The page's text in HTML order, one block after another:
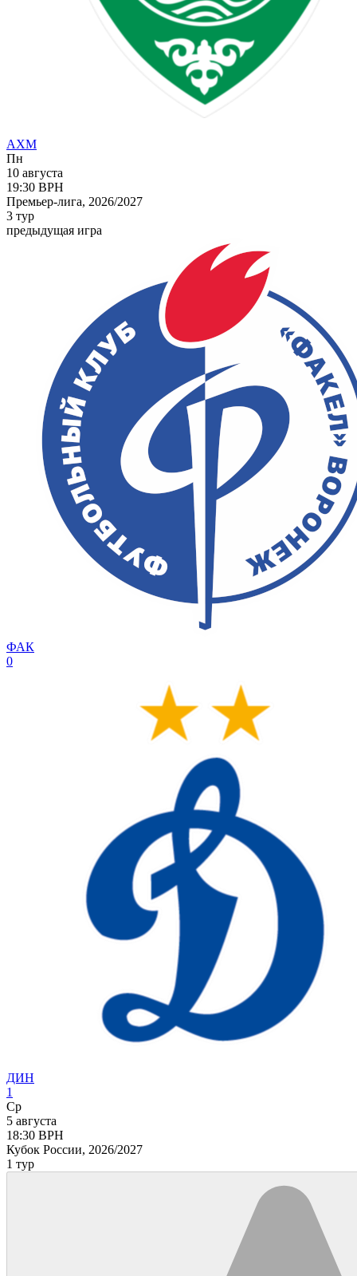
АХМ
Пн
10 августа
19:30 ВРН
Премьер-лига, 2026/2027
3 тур
предыдущая игра
ФАК
0
ДИН
1
Ср
5 августа
18:30 ВРН
Кубок России, 2026/2027
1 тур